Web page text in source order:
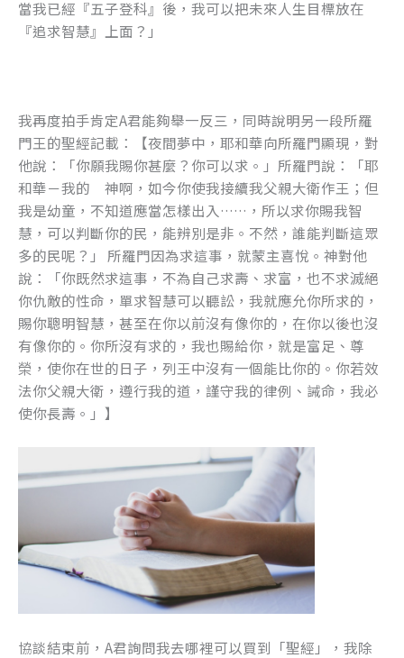
當我已經『五子登科』後，我可以把未來人生目標放在
『追求智慧』上面？」
我再度拍手肯定A君能夠舉一反三，同時說明另一段所羅
門王的聖經記載：【夜間夢中，耶和華向所羅門顯現，對
他說：「你願我賜你甚麼？你可以求。」所羅門說：「耶
和華－我的 神啊，如今你使我接續我父親大衛作王；但
我是幼童，不知道應當怎樣出入……，所以求你賜我智
慧，可以判斷你的民，能辨別是非。不然，誰能判斷這眾
多的民呢？」 所羅門因為求這事，就蒙主喜悅。神對他
說：「你既然求這事，不為自己求壽、求富，也不求滅絕
你仇敵的性命，單求智慧可以聽訟，我就應允你所求的，
賜你聰明智慧，甚至在你以前沒有像你的，在你以後也沒
有像你的。你所沒有求的，我也賜給你，就是富足、尊
榮，使你在世的日子，列王中沒有一個能比你的。你若效
法你父親大衛，遵行我的道，謹守我的律例、誡命，我必
使你長壽。」】
協談結束前，A君詢問我去哪裡可以買到「聖經」，我除